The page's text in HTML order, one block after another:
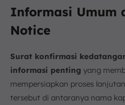
Informasi Umum
Notice
Surat konfirmasi
informasi penting yang
mempersiapkan proses
tersebut di antaranya nama